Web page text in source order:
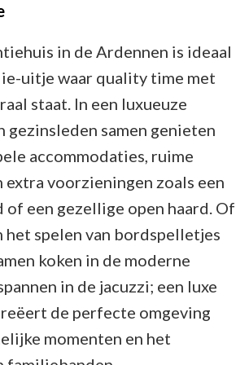
in de Ardennen is ideaal
uitje waar quality time met
staat. In een luxueuze
gezinsleden samen genieten
accommodaties, ruime
extra voorzieningen zoals een
of een gezellige open haard. Of
het spelen van bordspelletjes
koken in de moderne
in de jacuzzi; een luxe
de perfecte omgeving
momenten en het